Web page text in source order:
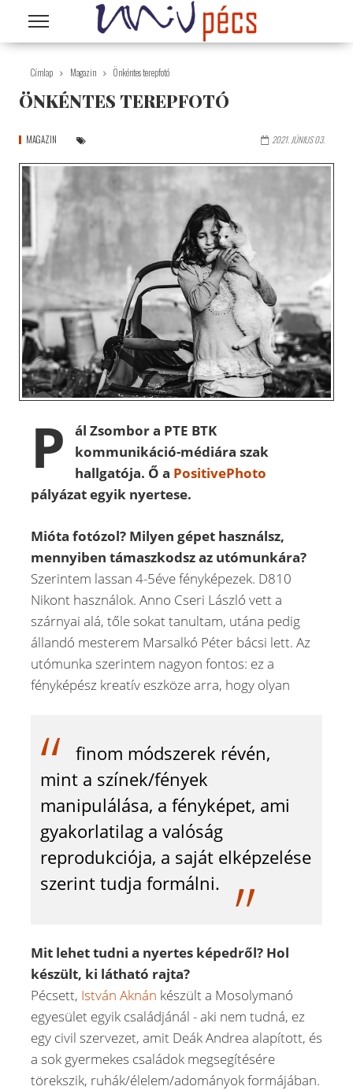
Ugrás a tartalomra
Címlap Magazin Önkéntes terepfotó
ÖNKÉNTES TEREPFOTÓ
MAGAZIN 2021. JÚNIUS 03.
P
ál Zsombor a PTE BTK
kommunikáció-médiára szak
hallgatója. Ő a PositivePhoto
pályázat egyik nyertese.
Mióta fotózol? Milyen gépet használsz,
mennyiben támaszkodsz az utómunkára?
Szerintem lassan 4-5éve fényképezek. D810
Nikont használok. Anno Cseri László vett a
szárnyai alá, tőle sokat tanultam, utána pedig
állandó mesterem Marsalkó Péter bácsi lett. Az
utómunka szerintem nagyon fontos: ez a
fényképész kreatív eszköze arra, hogy olyan
finom módszerek révén,
mint a színek/fények
manipulálása, a fényképet, ami
gyakorlatilag a valóság
reprodukciója, a saját elképzelése
szerint tudja formálni.
Mit lehet tudni a nyertes képedről? Hol
készült, ki látható rajta?
Pécsett, István Aknán készült a Mosolymanó
egyesület egyik családjánál - aki nem tudná, ez
egy civil szervezet, amit Deák Andrea alapított, és
a sok gyermekes családok megsegítésére
törekszik, ruhák/élelem/adományok formájában.